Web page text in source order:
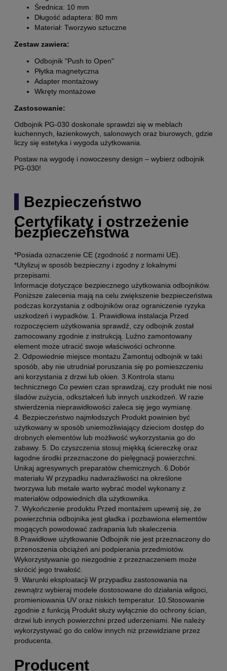
Średnica: 10 mm
Długość adaptera: 80 mm
Materiał: Tworzywo sztuczne
Zestaw zawiera:
Odbojnik "Push to Open"
Płytka magnetyczna
Adapter montażowy
Wkręty montażowe
Zastosowanie:
Odbojnik PG-030 doskonale sprawdzi się w meblach
kuchennych, łazienkowych, salonowych oraz biurowych, gdzie
liczy się estetyka i wygoda użytkowania.
Postaw na wygodę i nowoczesny design – wybierz odbojnik
PG-030!
Bezpieczeństwo
Certyfikaty i ostrzeżenie
bezpieczeństwa
*Posiada oznaczenie CE (zgodność z normami UE).
*Utylizuj w sposób bezpieczny i zgodny z lokalnymi
przepisami.
Informacje dotyczące bezpiecznego użytkowania odbojników.
Poniższe zalecenia mają na celu zwiększenie bezpieczeństwa
podczas korzystania z odbojników oraz ograniczenie ryzyka
uszkodzeń i wypadków. 1. Prawidłowa instalacja Przed
rozpoczęciem użytkowania sprawdź, czy odbojnik został
zamocowany zgodnie z instrukcją. Luźno zamontowany
element może utracić swoje właściwości ochronne.
2. Odpowiednie miejsce montażu Zamontuj odbojnik w taki
sposób, aby nie utrudniał poruszania się po pomieszczeniu
ani korzystania z drzwi lub okien. 3.Kontrola stanu
technicznego Co pewien czas sprawdzaj, czy produkt nie nosi
śladów zużycia, odkształceń lub innych uszkodzeń. W razie
stwierdzenia nieprawidłowości zaleca się jego wymianę.
4. Bezpieczeństwo najmłodszych Produkt powinien być
użytkowany w sposób uniemożliwiający dzieciom dostęp do
drobnych elementów lub możliwość wykorzystania go do
zabawy. 5. Do czyszczenia stosuj miękką ściereczkę oraz
łagodne środki przeznaczone do pielęgnacji powierzchni.
Unikaj agresywnych preparatów chemicznych. 6.Dobór
materiału W przypadku nadwrażliwości na określone
tworzywa lub metale warto wybrać model wykonany z
materiałów odpowiednich dla użytkownika.
7. Wykończenie produktu Przed montażem upewnij się, że
powierzchnia odbojnika jest gładka i pozbawiona elementów
mogących powodować zadrapania lub skaleczenia.
8.Prawidłowe użytkowanie Odbojnik nie jest przeznaczony do
przenoszenia obciążeń ani podpierania przedmiotów.
Wykorzystywanie go niezgodnie z przeznaczeniem może
skrócić jego trwałość.
9. Warunki eksploatacji W przypadku zastosowania na
zewnątrz wybieraj modele dostosowane do działania wilgoci,
promieniowania UV oraz niskich temperatur. 10.Stosowanie
zgodnie z funkcją Produkt służy wyłącznie do ochrony ścian,
drzwi lub innych powierzchni przed uderzeniami. Nie należy
wykorzystywać go do celów innych niż przewidziane przez
producenta.
Producent